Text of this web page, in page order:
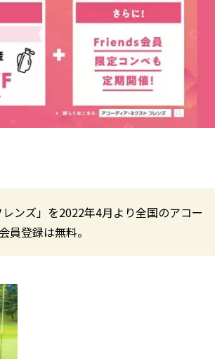
ンズ」を2022年4月より全国のアコー
員登録は無料。